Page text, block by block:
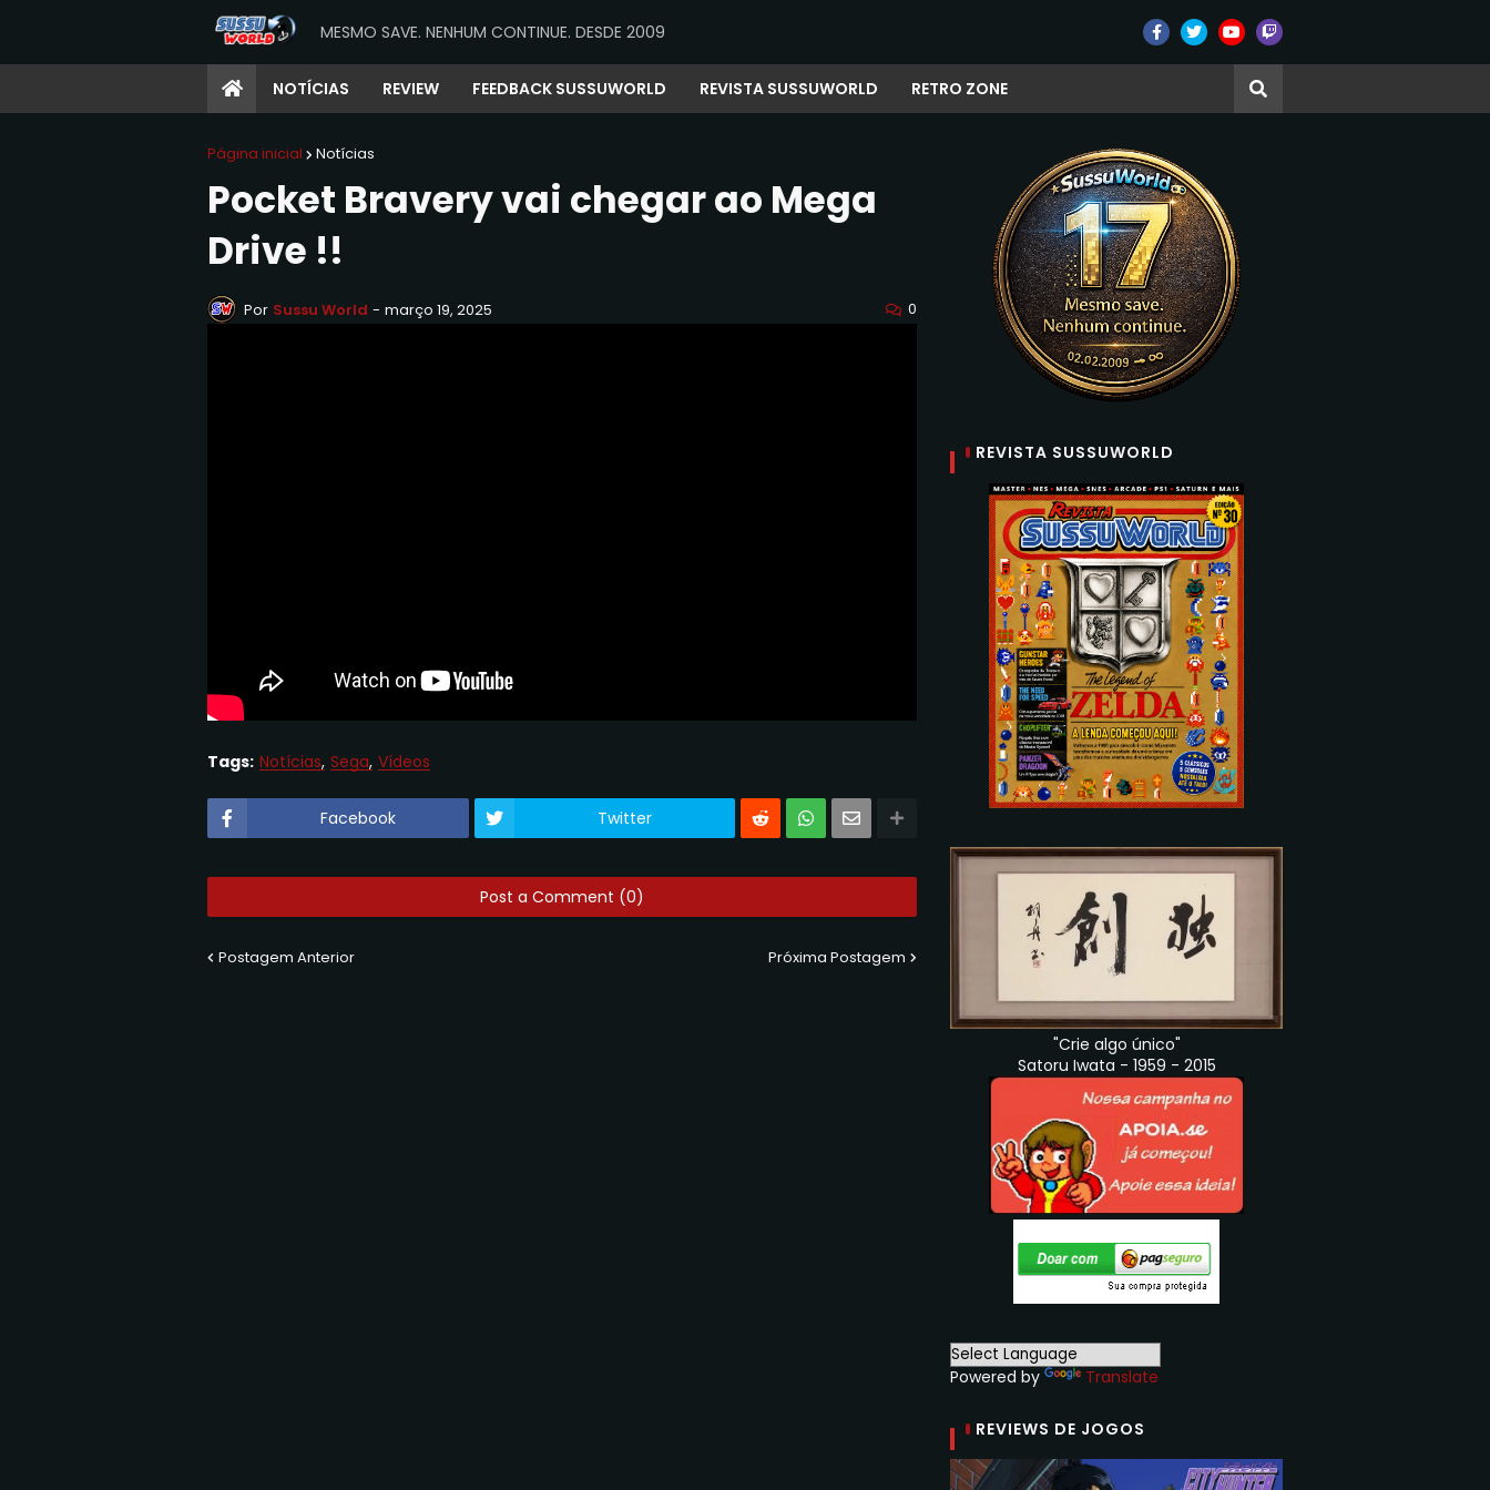
MESMO SAVE. NENHUM CONTINUE. DESDE 2009
NOTÍCIAS REVIEW FEEDBACK SUSSUWORLD REVISTA SUSSUWORLD RETRO ZONE
Página inicial Notícias
Pocket Bravery vai chegar ao Mega
Drive !!
Por Sussu World - março 19, 2025 0
Tags: Notícias Sega Vídeos
Facebook Twitter
Post a Comment (0)
Postagem Anterior Próxima Postagem
REVISTA SUSSUWORLD
"Crie algo único"
Satoru Iwata - 1959 - 2015
Powered by Translate
REVIEWS DE JOGOS